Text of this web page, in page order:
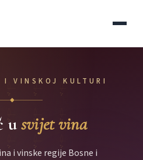
VINSKOJ KULTURI
◆
usvijet vina
i vinske regije Bosne i